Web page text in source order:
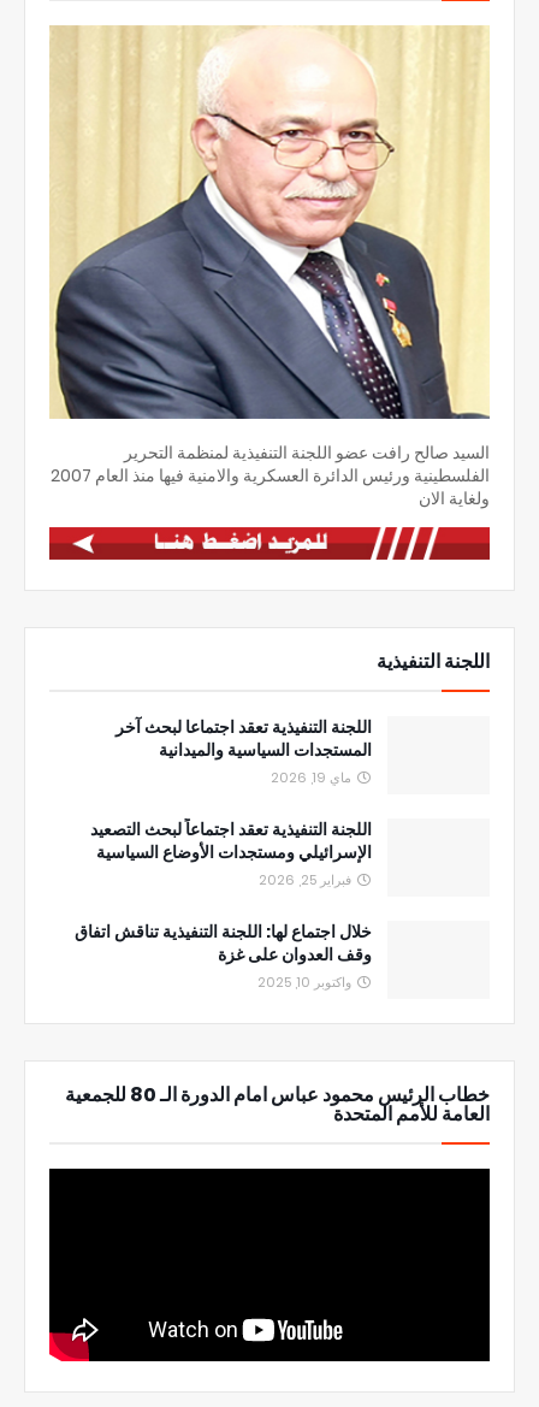
السيد صالح رافت عضو اللجنة التنفيذية لمنظمة التحرير
الفلسطينية ورئيس الدائرة العسكرية والامنية فيها منذ العام 2007
ولغاية الان
اللجنة التنفيذية
اللجنة التنفيذية تعقد اجتماعا لبحث آخر
المستجدات السياسية والميدانية
ماي 19, 2026
اللجنة التنفيذية تعقد اجتماعاً لبحث التصعيد
الإسرائيلي ومستجدات الأوضاع السياسية
فبراير 25, 2026
خلال اجتماع لها: اللجنة التنفيذية تناقش اتفاق
وقف العدوان على غزة
واكتوبر 10, 2025
خطاب الرئيس محمود عباس امام الدورة الـ 80 للجمعية
العامة للأمم المتحدة